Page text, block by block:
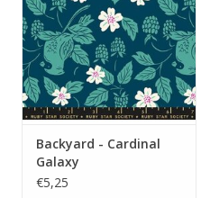
Backyard - Cardinal
Galaxy
€5,25